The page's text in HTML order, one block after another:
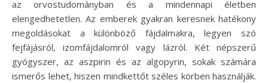
az orvostudományban és a mindennapi életben
elengedhetetlen. Az emberek gyakran keresnek hatékony
megoldásokat a különböző fájdalmakra, legyen szó
fejfájásról, izomfájdalomról vagy lázról. Két népszerű
gyógyszer, az aszpirin és az algopyrin, sokak számára
ismerős lehet, hiszen mindkettőt széles körben használják.